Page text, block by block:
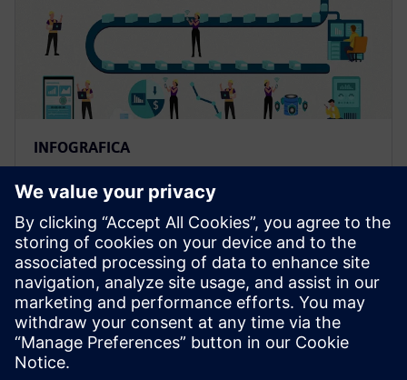
INFOGRAFICA
Gestione delle operazioni di
produzione (MOM) con
Opcenter Execution Discrete
Un sistema MOM efficace permette di migliorare
l&apos;efficienza della supply chain e aumentare la
flessibilità. Scopri di più in questa infografica.